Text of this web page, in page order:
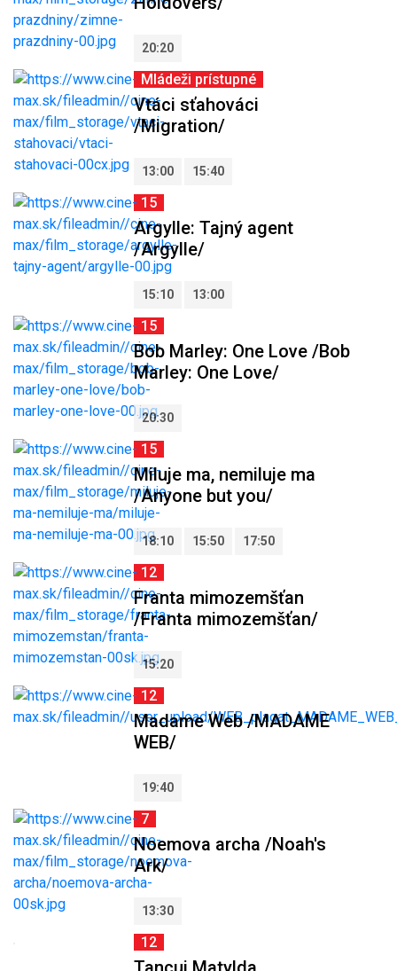
20:20
Mládeži prístupné
Vtáci sťahováci
/Migration/
13:00 15:40
15
Argylle: Tajný agent
/Argylle/
15:10 13:00
15
Bob Marley: One Love /Bob
Marley: One Love/
20:30
15
Miluje ma, nemiluje ma
/Anyone but you/
18:10 15:50 17:50
12
Franta mimozemšťan
/Franta mimozemšťan/
15:20
12
Madame Web /MADAME
WEB/
19:40
7
Noemova archa /Noah's
Ark/
13:30
12